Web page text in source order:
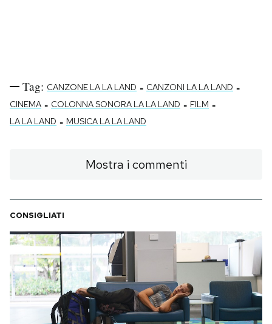
Tag: CANZONE LA LA LAND - CANZONI LA LA LAND -
CINEMA - COLONNA SONORA LA LA LAND - FILM -
LA LA LAND - MUSICA LA LA LAND
Mostra i commenti
CONSIGLIATI